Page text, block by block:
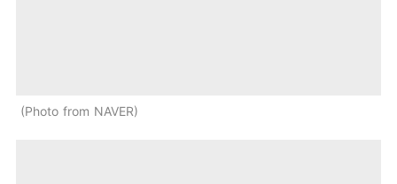
Photo from NAVER